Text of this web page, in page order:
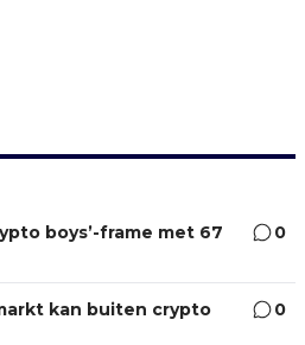
boys’-frame met 67
0
kan buiten crypto
0